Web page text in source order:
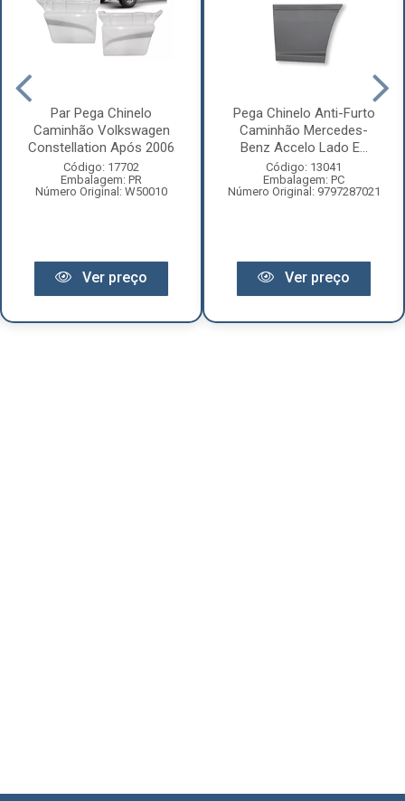
Par Pega Chinelo
Caminhão Volkswagen
Constellation Após 2006
Código: 17702
Embalagem: PR
Número Original: W50010
Ver preço
Pega Chinelo Anti-Furto
Caminhão Mercedes-
Benz Accelo Lado E...
Código: 13041
Embalagem: PC
Número Original: 9797287021
Ver preço